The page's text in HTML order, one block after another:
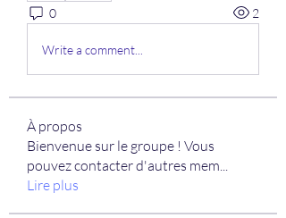
0 2
Write a comment...
À propos
Bienvenue sur le groupe ! Vous
pouvez contacter d'autres mem...
Lire plus